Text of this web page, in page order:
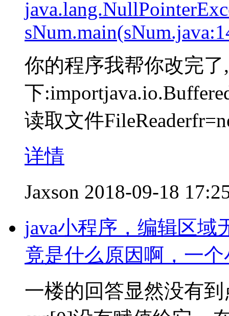
你的程序我帮你改完
下
读取文件
详情
Jaxson 2018-09-18
java小程序，编辑区域
竟是什么原因啊，一
一楼的回答显然没有